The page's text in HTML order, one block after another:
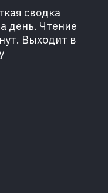
сводка
день. Чтение
Выходит в